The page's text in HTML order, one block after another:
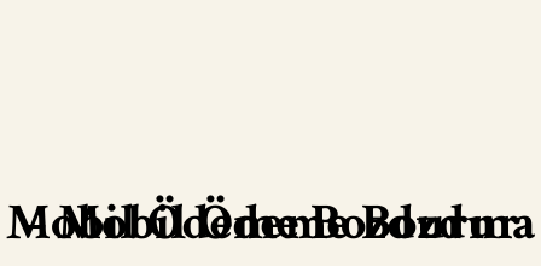
Mobil Ödeme Bozdurma – Mobil Ödeme Bozdur